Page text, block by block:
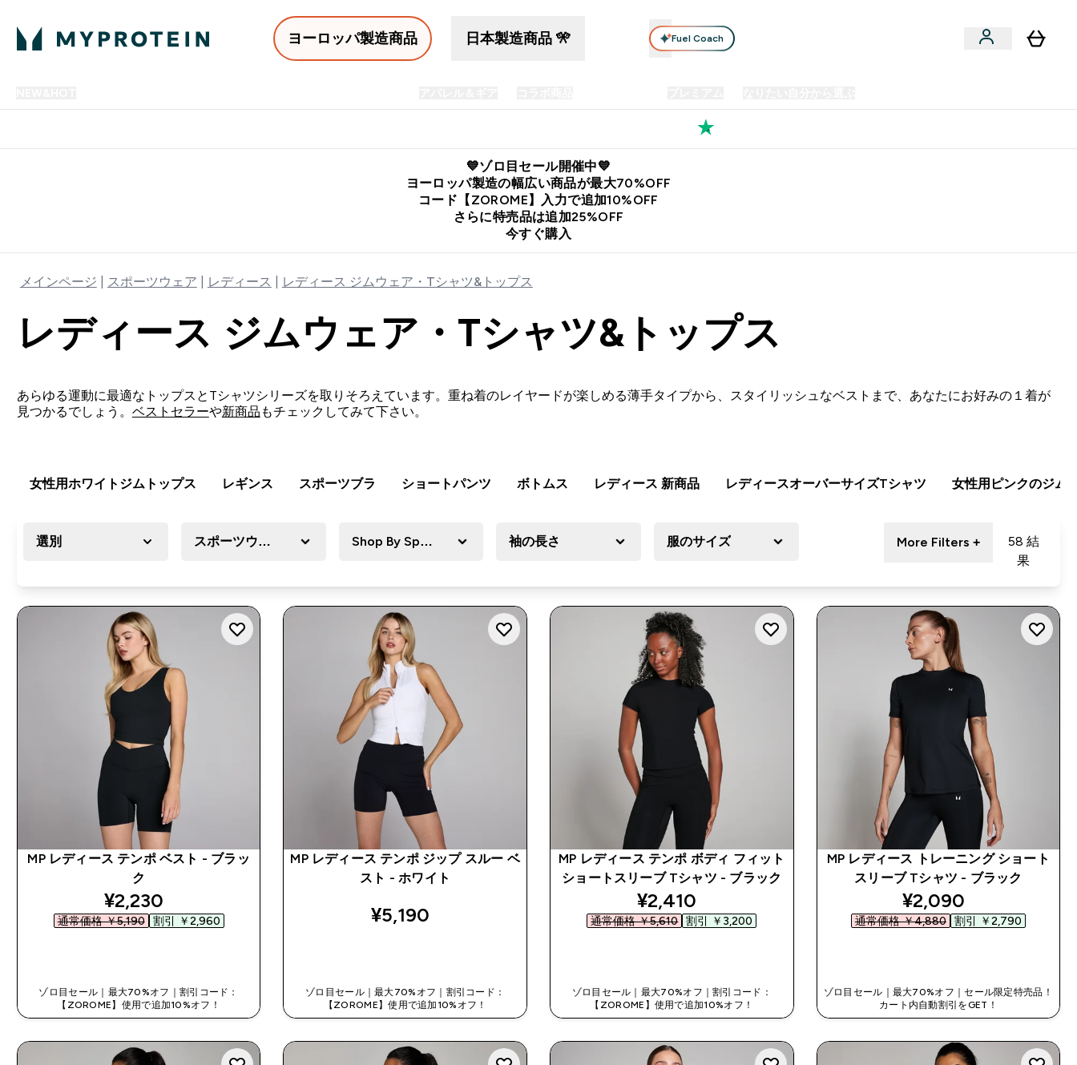
ヨーロッパ製造商品 日本製造商品 🎌 Fuel Coach
💙ゾロ目セール開催中💙
ヨーロッパ製造の幅広い商品が最大70%OFF
コード【ZOROME】入力で追加10%OFF
さらに特売品は追加25%OFF
今すぐ購入
メインページ スポーツウェア レディース レディース ジムウェア・Tシャツ&トップス
レディース ジムウェア・Tシャツ&トップス
あらゆる運動に最適なトップスとTシャツシリーズを取りそろえています。重ね着のレイヤードが楽しめる薄手タイプから、スタイリッシュなベストまで、あなたにお好みの１着が
見つかるでしょう。 ベストセラーや新商品 もチェックしてみて下さい。
女性用ホワイトジムトップス レギンス スポーツブラ ショートパンツ ボトムス レディース 新商品 レディースオーバーサイズTシャツ 女性用ピンクのジム
選別 スポーツウェア Shop By Sport 袖の長さ 服のサイズ More Filters +
58 結
果
MP レディース テンポ ベスト - ブラッ
ク
discounted price
¥2,230‎
通常価格 ￥5,190‎ 割引 ￥2,960‎
ゾロ目セール｜最大70%オフ｜割引コード：
【ZOROME】使用で追加10%オフ！
MP レディース テンポ ジップ スルー ベ
スト - ホワイト
¥5,190‎
ゾロ目セール｜最大70%オフ｜割引コード：
【ZOROME】使用で追加10%オフ！
MP レディース テンポ ボディ フィット
ショートスリーブ Tシャツ - ブラック
discounted price
¥2,410‎
通常価格 ￥5,610‎ 割引 ￥3,200‎
ゾロ目セール｜最大70%オフ｜割引コード：
【ZOROME】使用で追加10%オフ！
MP レディース トレーニング ショート
スリーブ Tシャツ - ブラック
discounted price
¥2,090‎
通常価格 ￥4,880‎ 割引 ￥2,790‎
ゾロ目セール｜最大70%オフ｜セール限定特売品！
カート内自動割引をGET！